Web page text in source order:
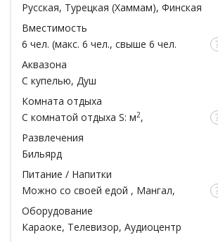
Русская, Турецкая (Хаммам), Финская
Вместимость
6 чел. (макс. 6 чел., свыше 6 чел.
чел.)
Аквазона
С купелью, Душ
Комната отдыха
С комнатой отдыха S: м2,
Развлечения
Бильярд
Питание / Напитки
Можно со своей едой , Мангал,
Барбекю зона, Обеденная зона
Оборудование
Караоке, Телевизор, Аудиоцентр